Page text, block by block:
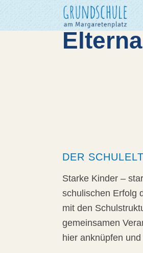
DER
Starke Kinder –
schulischen Erfolg
mit den
gemeinsamen
hier anknüpfen